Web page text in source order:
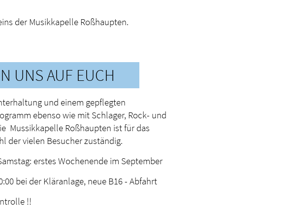
der Musikkapelle Roßhaupten.
UNS AUF EUCH
und einem gepflegten
ebenso wie mit Schlager, Rock- und
Mussikkapelle Roßhaupten ist für das
der vielen Besucher zuständig.
erstes Wochenende im September
bei der Kläranlage, neue B16 - Abfahrt
!!